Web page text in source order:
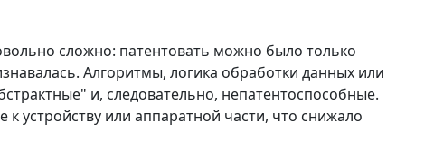
сложно: патентовать можно было только
Алгоритмы, логика обработки данных или
и, следовательно, непатентоспособные.
устройству или аппаратной части, что снижало